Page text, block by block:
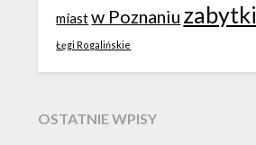
miastw Poznaniu zabytki
Łęgi Rogalińskie
OSTATNIE WPISY